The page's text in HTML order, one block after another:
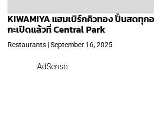
KIWAMIYA แฮมเบิร์กคิวทอง ปั้นสดทุก
กะเปิดแล้วที่ Central Park
Restaurants | September 16, 2025
AdSense